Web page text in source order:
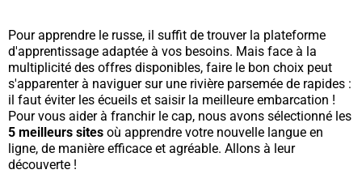
Pour apprendre le russe, il suffit de trouver la plateforme
d'apprentissage adaptée à vos besoins. Mais face à la
multiplicité des offres disponibles, faire le bon choix peut
s'apparenter à naviguer sur une rivière parsemée de rapides :
il faut éviter les écueils et saisir la meilleure embarcation !
Pour vous aider à franchir le cap, nous avons sélectionné les
5 meilleurs sites où apprendre votre nouvelle langue en
ligne, de manière efficace et agréable. Allons à leur
découverte !